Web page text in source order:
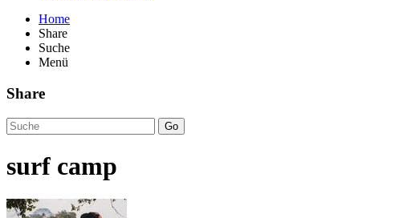
Home
Share
Suche
Menü
Share
Go
surf camp